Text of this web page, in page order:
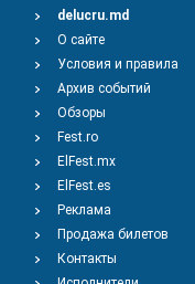
delucru.md
О сайте
Условия и правила
Архив событий
Обзоры
Fest.ro
ElFest.mx
ElFest.es
Реклама
Продажа билетов
Контакты